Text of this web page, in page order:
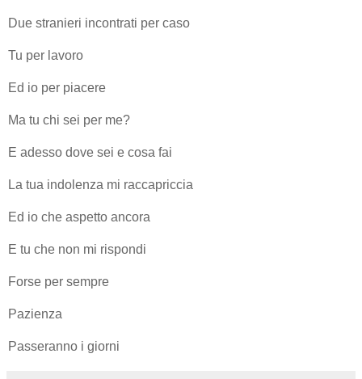
Due stranieri incontrati per caso
Tu per lavoro
Ed io per piacere
Ma tu chi sei per me?
E adesso dove sei e cosa fai
La tua indolenza mi raccapriccia
Ed io che aspetto ancora
E tu che non mi rispondi
Forse per sempre
Pazienza
Passeranno i giorni